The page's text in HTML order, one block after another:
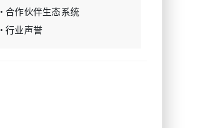
• 合作伙伴生态系统
• 行业声誉